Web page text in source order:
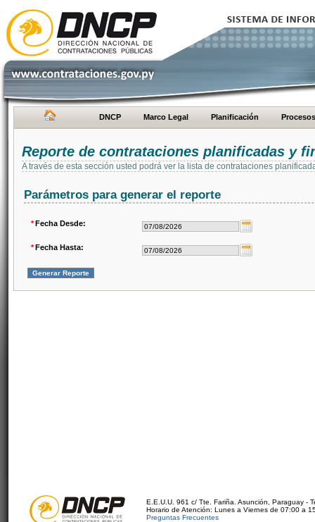
DNCP Marco Legal Planificación Procesos
Reporte de contrataciones planificadas y
A través de esta sección usted podrá ver la lista de contrataciones
Parámetros para generar el reporte
*Fecha Desde:
*Fecha Hasta:
E.E.U.U. 961 c/ Tte. Fariña. Asunción, Paraguay -
Horario de Atención: Lunes a Viernes de 07:00 a
Preguntas Frecuentes